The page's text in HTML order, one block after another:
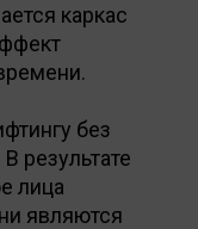
каркас
без
результате
лица
являются